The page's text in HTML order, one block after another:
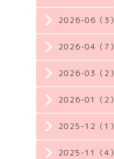
2026-06（3）
2026-04（7）
2026-03（2）
2026-01（2）
2025-12（1）
2025-11（4）